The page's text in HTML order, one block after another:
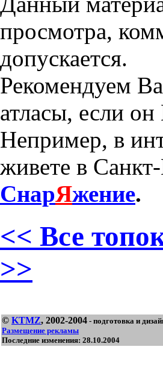
просмотра,
допускается.
Рекомендуем
атласы, если
Непример, в
живете в
СнарЯжение.
<< Все
>>
© KTMZ, 2002-2004 - подготовка и
Размещение рекламы
Последние изменения: 28.10.2004